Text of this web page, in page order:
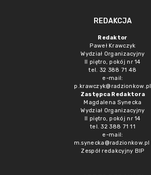
REDAKCJA
Redaktor
Paweł Krawczyk
Wydział Organizacyjny
II piętro, pokój nr 14
tel. 32 388 71 48
e-mail:
p.krawczyk@radzionkow.pl
Zastępca Redaktora
Magdalena Synecka
Wydział Organizacyjny
II piętro, pokój nr 14
tel. 32 388 71 11
e-mail:
m.synecka@radzionkow.pl
Zespół redakcyjny BIP